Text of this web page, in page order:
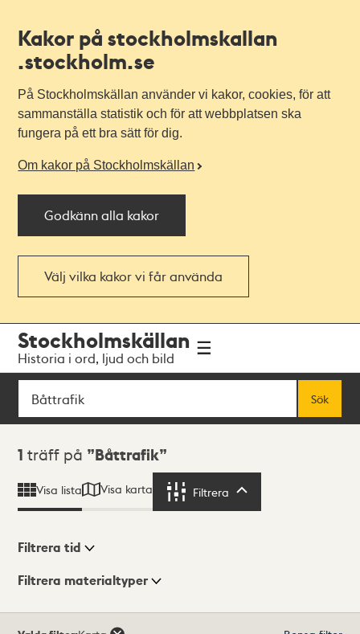
Kakor på stockholmskallan
.stockholm.se
På Stockholmskällan använder vi kakor, cookies, för att
sammanställa statistik och för att webbplatsen ska
fungera på ett bra sätt för dig.
Om kakor på Stockholmskällan
Godkänn alla kakor
Välj vilka kakor vi får använda
navigationen
huvudinnehållet
Stockholmskällan
Historia i ord, ljud och bild
Sök
Sök
Sökresultat
1 träff på Båttrafik
Visa lista Visa karta Filtrera
Visningsläge
Filtrera tid
Filtrera materialtyper